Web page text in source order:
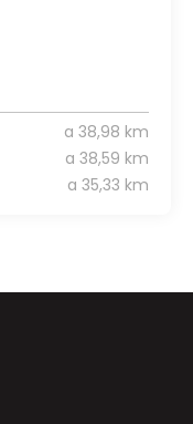
a 38,98 km
a 38,59 km
a 35,33 km